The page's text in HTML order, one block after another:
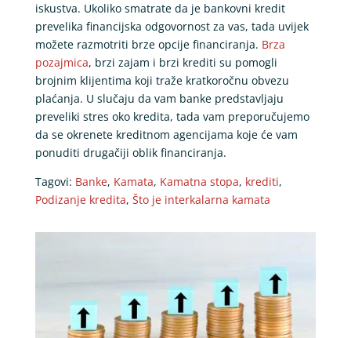
iskustva. Ukoliko smatrate da je bankovni kredit
prevelika financijska odgovornost za vas, tada uvijek
možete razmotriti brze opcije financiranja. Brza
pozajmica, brzi zajam i brzi krediti su pomogli
brojnim klijentima koji traže kratkoročnu obvezu
plaćanja. U slučaju da vam banke predstavljaju
preveliki stres oko kredita, tada vam preporučujemo
da se okrenete kreditnom agencijama koje će vam
ponuditi drugačiji oblik financiranja.
Tagovi: Banke, Kamata, Kamatna stopa, krediti,
Podizanje kredita, Što je interkalarna kamata